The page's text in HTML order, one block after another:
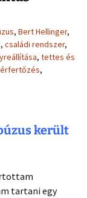
, Bert Hellinger,
, családi rendszer,
, tettes és
,
került
tartani egy